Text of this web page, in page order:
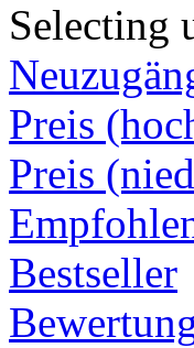
Selecting
Preis
Preis
Bestseller